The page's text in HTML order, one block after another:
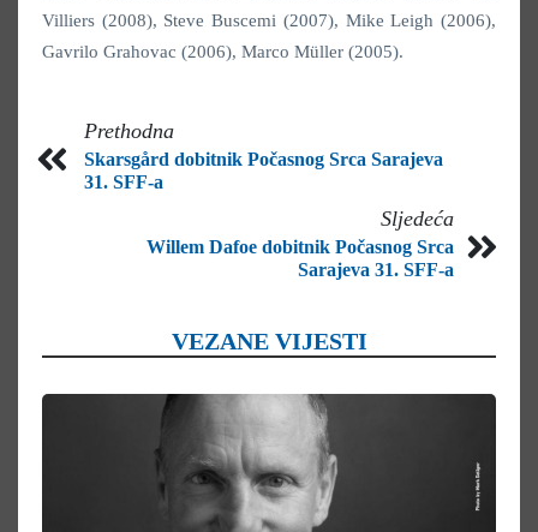
Villiers (2008), Steve Buscemi (2007), Mike Leigh (2006),
Gavrilo Grahovac (2006), Marco Müller (2005).
Prethodna
Skarsgård dobitnik Počasnog Srca Sarajeva
31. SFF-a
Sljedeća
Willem Dafoe dobitnik Počasnog Srca
Sarajeva 31. SFF-a
VEZANE VIJESTI